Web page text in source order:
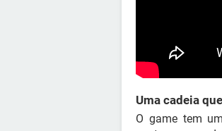
Uma cadeia
O game tem